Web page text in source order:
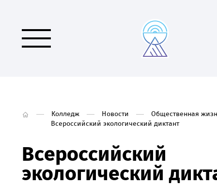
Колледж Новости
Общественная
Всероссийский экологический диктант
Всероссийский
экологический